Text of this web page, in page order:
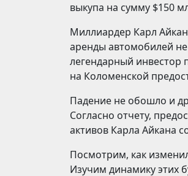
выкупа на сумму $150
Миллиардер Карл
аренды автомобилей
легендарный инвестор
на Коломенской
Падение не обошло и
Согласно отчету,
активов Карла Айкана
Посмотрим, как
Изучим динамику этих